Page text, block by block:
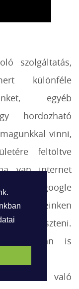
szolgáltatás,
különféle
egyéb
hordozható
vinni,
feltöltve
van internet
a google
szerkeszteni.
állapotban is
való